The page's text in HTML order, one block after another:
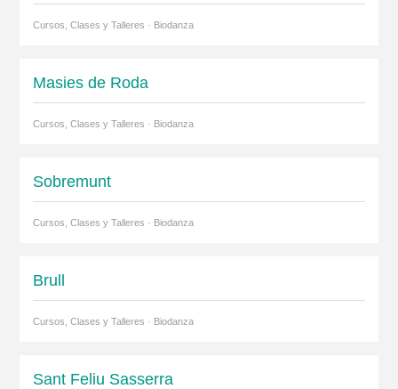
Cursos, Clases y Talleres · Biodanza
Masies de Roda
Cursos, Clases y Talleres · Biodanza
Sobremunt
Cursos, Clases y Talleres · Biodanza
Brull
Cursos, Clases y Talleres · Biodanza
Sant Feliu Sasserra